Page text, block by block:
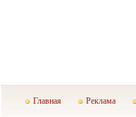
Главная Реклама